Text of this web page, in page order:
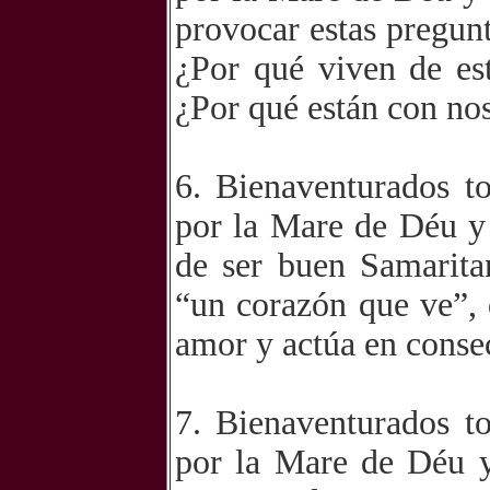
provocar estas
¿Por qué viven de
¿Por qué están con
6. Bienaventurados
por la Mare de Déu
de ser buen
“un corazón que
amor y actúa en
7. Bienaventurados
por la Mare de Déu